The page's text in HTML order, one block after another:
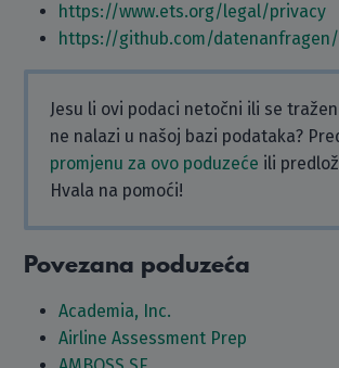
https://www.ets.org/legal/privacy
https://github.com/
Jesu li ovi podaci netočni ili se
ne nalazi u našoj bazi podataka?
promjenu za ovo poduzeće ili
Hvala na pomoći!
Povezana poduzeća
Academia, Inc.
Airline Assessment Prep